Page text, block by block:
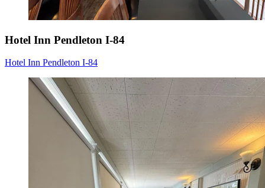
Hotel Inn Pendleton I-84
Hotel Inn Pendleton I-84